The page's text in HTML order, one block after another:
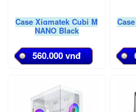
Case Xigmatek Cubi M
NANO Black
560.000 vnđ